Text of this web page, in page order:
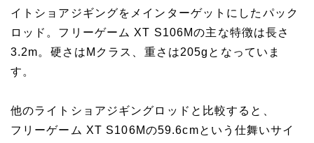
イトショアジギングをメインターゲットにしたパック
ロッド。フリーゲーム XT S106Mの主な特徴は長さ
3.2m。硬さはMクラス、重さは205gとなっていま
す。
他のライトショアジギングロッドと比較すると、
フリーゲーム XT S106Mの59.6cmという仕舞いサイ